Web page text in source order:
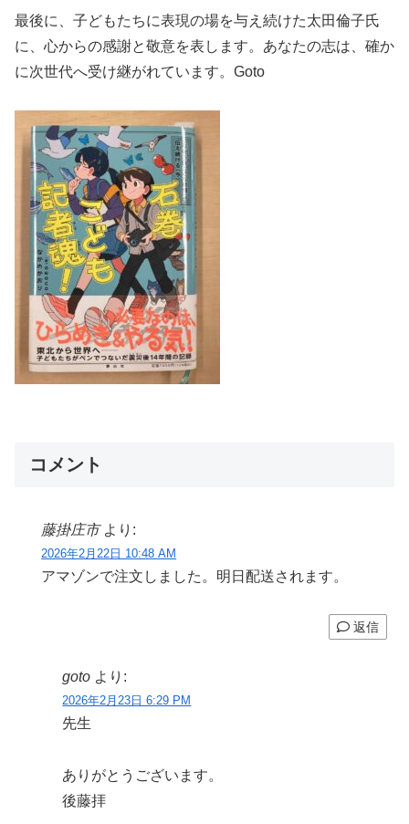
最後に、子どもたちに表現の場を与え続けた太田倫子氏
に、心からの感謝と敬意を表します。あなたの志は、確か
に次世代へ受け継がれています。Goto
コメント
藤掛庄市 より:
2026年2月22日 10:48 AM
アマゾンで注文しました。明日配送されます。
返信
goto より:
2026年2月23日 6:29 PM
先生
ありがとうございます。
後藤拝